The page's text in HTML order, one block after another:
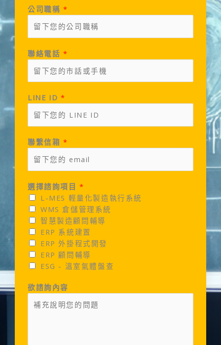
公司職稱 *
聯絡電話 *
LINE ID *
聯繫信箱 *
選擇諮詢項目*
L-MES 輕量化製造執行系統
WMS 倉儲管理系統
智慧製造顧問輔導
ERP 系統建置
ERP 外掛程式開發
ERP 顧問輔導
ESG - 溫室氣體盤查
欲諮詢內容